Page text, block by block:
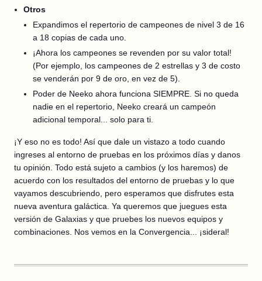
Otros
Expandimos el repertorio de campeones de nivel 3 de 16
a 18 copias de cada uno.
¡Ahora los campeones se revenden por su valor total!
(Por ejemplo, los campeones de 2 estrellas y 3 de costo
se venderán por 9 de oro, en vez de 5).
Poder de Neeko ahora funciona SIEMPRE. Si no queda
nadie en el repertorio, Neeko creará un campeón
adicional temporal... solo para ti.
¡Y eso no es todo! Así que dale un vistazo a todo cuando
ingreses al entorno de pruebas en los próximos días y danos
tu opinión. Todo está sujeto a cambios (y los haremos) de
acuerdo con los resultados del entorno de pruebas y lo que
vayamos descubriendo, pero esperamos que disfrutes esta
nueva aventura galáctica. Ya queremos que juegues esta
versión de Galaxias y que pruebes los nuevos equipos y
combinaciones. Nos vemos en la Convergencia... ¡sideral!